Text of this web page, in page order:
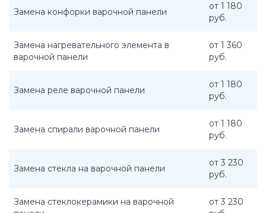
Замена конфорки варочной панели
от 1 180
руб.
Замена нагревательного элемента в
варочной панели
от 1 360
руб.
Замена реле варочной панели
от 1 180
руб.
Замена спирали варочной панели
от 1 180
руб.
Замена стекла на варочной панели
от 3 230
руб.
Замена стеклокерамики на варочной
от 3 230